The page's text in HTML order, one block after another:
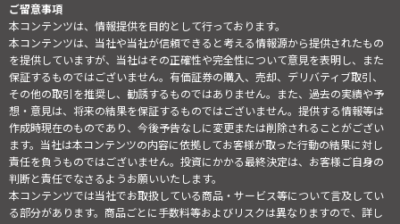
ご留意事項
本コンテンツは、情報提供を目的として行っております。
本コンテンツは、当社や当社が信頼できると考える情報源から提供されたもの
を提供していますが、当社はその正確性や完全性について意見を表明し、また
保証するものではございません。有価証券の購入、売却、デリバティブ取引、
その他の取引を推奨し、勧誘するものではありません。また、過去の実績や予
想・意見は、将来の結果を保証するものではございません。提供する情報等は
作成時現在のものであり、今後予告なしに変更または削除されることがござい
ます。当社は本コンテンツの内容に依拠してお客様が取った行動の結果に対し
責任を負うものではございません。投資にかかる最終決定は、お客様ご自身の
判断と責任でなさるようお願いいたします。
本コンテンツでは当社でお取扱している商品・サービス等について言及してい
る部分があります。商品ごとに手数料等およびリスクは異なりますので、詳し